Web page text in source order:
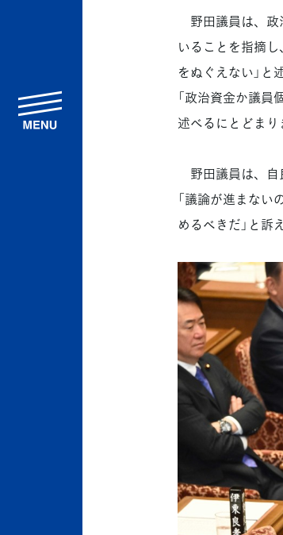
野田議員は、政
いることを指摘
をぬぐえない」
「政治資金か議
述べるにとどまり
野田議員は、自
「議論が進まない
めるべきだ」と訴